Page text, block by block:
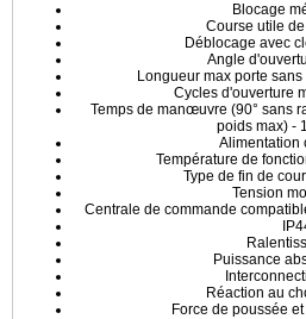
Blocage
Course utile
Déblocage avec
Angle
Longueur max porte
Cycles d'ouverture
Temps de manœuvre (90° sans
poids max) -
Alimentation
Température de
Type de fin de
Tension
Centrale de commande
Puissance
Réaction au
Force de poussée